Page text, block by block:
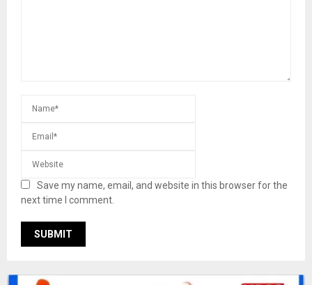
Save my name, email, and website in this browser for the
next time I comment.